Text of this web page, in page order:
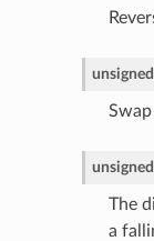
unsigned
unsigned
The
a